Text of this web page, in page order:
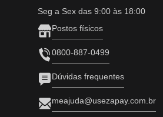
Seg a Sex das 9:00 às 18:00
Postos físicos
0800-887-0499
Dúvidas frequentes
meajuda@usezapay.com.br